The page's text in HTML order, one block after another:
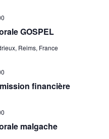
GOSPEL
Reims, France
financière
malgache